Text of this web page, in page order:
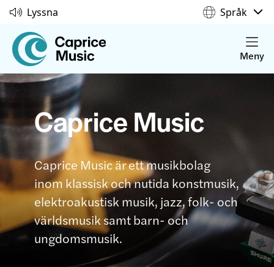
Lyssna Språk
Meny
Caprice Music
Caprice Music är ett musikbolag
inom klassisk och nutida konstmusik,
elektroakustisk musik, jazz, folk- och
världsmusik samt barn- och
ungdomsmusik.